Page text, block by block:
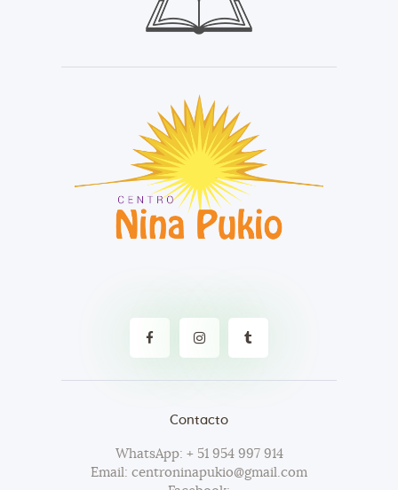
Contacto
WhatsApp: + 51 954 997 914
Email: centroninapukio@gmail.com